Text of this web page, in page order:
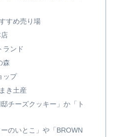
すめ売り場
ランド
森
ップ
き土産
チーズクッキー」か「ト
のいとこ」や「BROWN